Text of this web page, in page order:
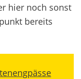
hier noch sonst
bereits